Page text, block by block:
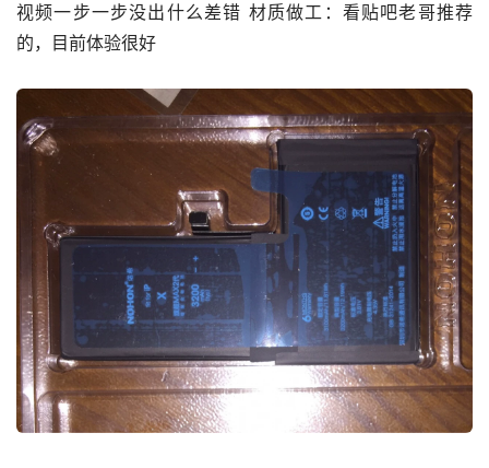
视频一步一步没出什么差错 材质做工：看贴吧老哥推荐
的，目前体验很好